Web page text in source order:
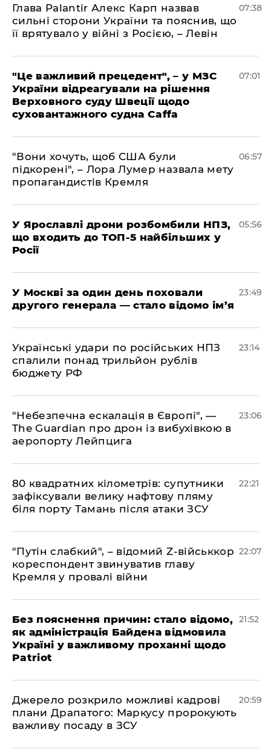
Глава Palantir Алекс Карп назвав
сильні сторони України та пояснив, що
її врятувало у війні з Росією, – Левін
07:38
"Це важливий прецедент", – у МЗС
України відреагували на рішення
Верховного суду Швеції щодо
суховантажного судна Caffa
07:01
"Вони хочуть, щоб США були
підкорені", – Лора Лумер назвала мету
пропагандистів Кремля
06:57
У Ярославлі дрони розбомбили НПЗ,
що входить до ТОП-5 найбільших у
Росії
05:56
​У Москві за один день поховали
другого генерала — стало відомо ім’я
23:49
​Українські удари по російських НПЗ
спалили понад трильйон рублів
бюджету РФ
23:14
​"Небезпечна ескалація в Європі", —
The Guardian про дрон із вибухівкою в
аеропорту Лейпцига
23:06
​80 квадратних кілометрів: супутники
зафіксували велику нафтову пляму
біля порту Тамань після атаки ЗСУ
22:21
"Путін слабкий", – відомий Z-військкор
кореспондент звинуватив главу
Кремля у провалі війни
22:07
​Без пояснення причин: стало відомо,
як адміністрація Байдена відмовила
Україні у важливому проханні щодо
Patriot
21:52
​Джерело розкрило можливі кадрові
плани Драпатого: Маркусу пророкують
важливу посаду в ЗСУ
20:59